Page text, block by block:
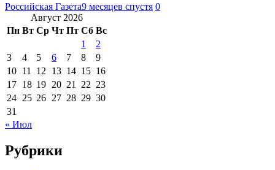
Российская Газета9 месяцев спустя 0
Август 2026
Пн Вт Ср Чт Пт Сб Вс
1
2
3
4 5 6 7 8
9
10 11 12 13 14 15 16
17 18 19 20 21 22 23
24 25 26 27 28 29 30
31
« Июл
Рубрики